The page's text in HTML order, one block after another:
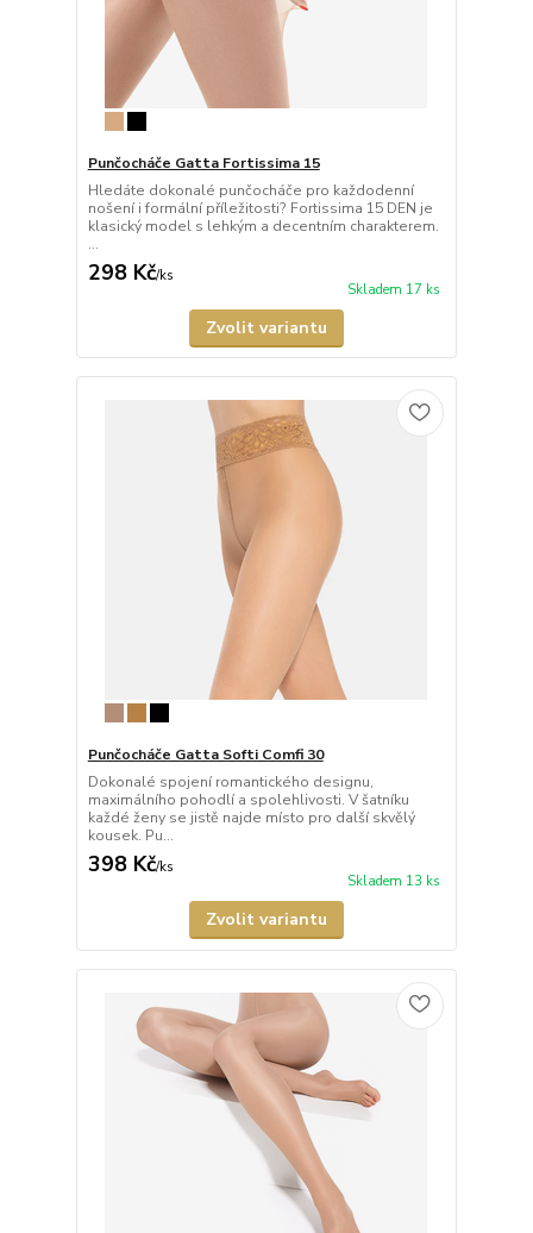
Punčocháče Gatta Fortissima 15
Hledáte dokonalé punčocháče pro každodenní
nošení i formální příležitosti? Fortissima 15 DEN je
klasický model s lehkým a decentním charakterem.
...
298 Kč/ks
Skladem 17 ks
Zvolit variantu
Punčocháče Gatta Softi Comfi 30
Dokonalé spojení romantického designu,
maximálního pohodlí a spolehlivosti. V šatníku
každé ženy se jistě najde místo pro další skvělý
kousek. Pu...
398 Kč/ks
Skladem 13 ks
Zvolit variantu